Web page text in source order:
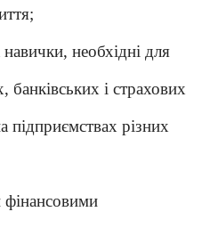
необхідні для
банківських і страхових
підприємствах різних